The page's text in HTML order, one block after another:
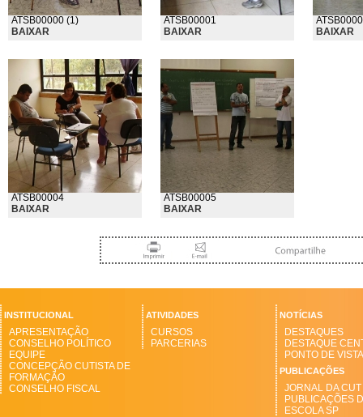
ATSB00000 (1)
BAIXAR
ATSB00001
BAIXAR
BAIXAR
ATSB00004
BAIXAR
ATSB00005
BAIXAR
INSTITUCIONAL
APRESENTAÇÃO
CONSELHO POLÍTICO
EQUIPE
CONCEPÇÃO CUTISTA DE
FORMAÇÃO
CONSELHO FISCAL
ATIVIDADES
CURSOS
PARCERIAS
NOTÍCIAS
DESTAQUES
DESTAQUE
PONTO DE VISTA
PUBLICAÇÕES
JORNAL DA CUT
PUBLICAÇÕES
ESCOLA SP